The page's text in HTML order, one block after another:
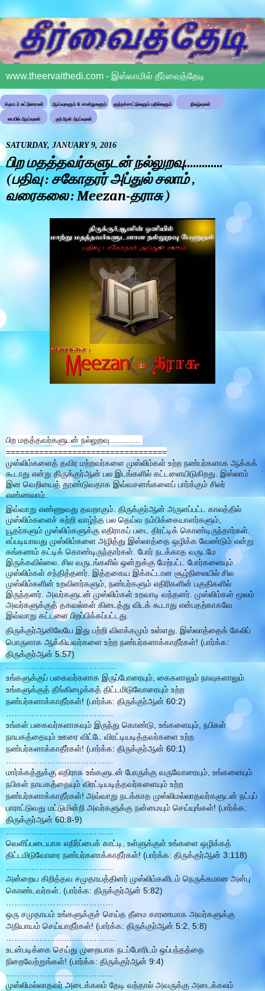
www.theervaithedi.com - இஸ்லாமில் தீர்வைத்தேடி
தொடர் கட்டுரைகள் ஆய்வுகளும் & சான்றுகளும் குற்றச்சாட்டுகளும் பதில்களும் நிகழ்வுகள்
பைபில் ஆய்வுகள் குர்ஆன் ஆய்வுகள்
SATURDAY, JANUARY 9, 2016
பிற மதத்தவர்களுடன் நல்லுறவு.............
(பதிவு : சகோதரர் அப்துல் சலாம் ,
வரைகலை : Meezan-தராசு )
பிற மதத்தவர்களுடன் நல்லுறவு.............
==================================
முஸ்லிம்களைத் தவிர மற்றவர்களை முஸ்லிம்கள் உற்ற நண்பர்களாக ஆக்கக்
கூடாது என்று திருக்குர்ஆன் பல இடங்களில் கட்டளையிடுகிறது. இஸ்லாம்
இன வெறியைத் தூண்டுவதாக இவ்வசனங்களைப் பார்க்கும் சிலர்
எண்ணலாம்.
இவ்வாறு எண்ணுவது தவறாகும். திருக்குர்ஆன் அருளப்பட்ட காலத்தில்
முஸ்லிம்களைச் சுற்றி வாழ்ந்த பல தெய்வ நம்பிக்கையாளர்களும்,
யூதர்களும் முஸ்லிம்களுக்கு எதிராகப் படை திரட்டிக் கொண்டிருந்தார்கள்.
எப்படியாவது முஸ்லிம்களை அழித்து இஸ்லாத்தை ஒழிக்க வேண்டும் என்று
கங்கணம் கட்டிக் கொண்டிருந்தார்கள். போர் நடக்காத வருடமே
இருக்கவில்லை. சில வருடங்களில் ஒன்றுக்கு மேற்பட்ட போர்களையும்
முஸ்லிம்கள் சந்தித்தனர். இத்தகைய இக்கட்டான சூழ்நிலையில் சில
முஸ்லிம்களின் உறவினர்களும், நண்பர்களும் எதிரிகளின் பகுதிகளில்
இருந்தனர். அவர்களுடன் முஸ்லிம்கள் உறவாடி வந்தனர். முஸ்லிம்கள் மூலம்
அவர்களுக்குத் தகவல்கள் கிடைத்து விடக் கூடாது என்பதற்காகவே
இவ்வாறு கட்டளை பிறப்பிக்கப்பட்டது.
திருக்குர்ஆனிலேயே இது பற்றி விளக்கமும் உள்ளது. இஸ்லாத்தைக் கேலிப்
பொருளாக ஆக்கியவர்களை உற்ற நண்பர்களாக்காதீர்கள்! (பார்க்க:
திருக்குர்ஆன் 5:57)
………………………………….
உங்களுக்குப் பகைவர்களாக இருப்போரையும், கைகளாலும் நாவுகளாலும்
உங்களுக்குத் தீங்கிழைக்கத் திட்டமிடுவோரையும் உற்ற
நண்பர்களாக்காதீர்கள்! (பார்க்க: திருக்குர்ஆன் 60:2)
உங்கள் பகைவர்களாகவும் இருந்து கொண்டு, உங்களையும், நபிகள்
நாயகத்தையும் ஊரை விட்டே விரட்டியடித்தவர்களை உற்ற
நண்பர்களாக்காதீர்கள்! (பார்க்க: திருக்குர்ஆன் 60:1)
மார்க்கத்துக்கு எதிராக உங்களுடன் போருக்கு வருவோரையும், உங்களையும்
நபிகள் நாயகத்தையும் விரட்டியடித்தவர்களையும் உற்ற
நண்பர்களாக்காதீர்கள்! அவ்வாறு நடக்காத முஸ்லிமல்லாதவர்களுடன் நட்புப்
பாராட்டுவது மட்டுமின்றி அவர்களுக்கு நன்மையும் செய்யுங்கள்! (பார்க்க:
திருக்குர்ஆன் 60:8-9)
…………………………………
வெளிப்படையாக எதிர்ப்பைக் காட்டி, உள்ளுக்குள் உங்களை ஒழிக்கத்
திட்டமிடுவோரை நண்பர்களாக்காதீர்கள்! (பார்க்க: திருக்குர்ஆன் 3:118)
அன்றைய கிறித்தவ சமுதாயத்தினர் முஸ்லிம்களிடம் நெருக்கமான அன்பு
கொண்டவர்கள். (பார்க்க: திருக்குர்ஆன் 5:82)
ஒரு சமுதாயம் உங்களுக்குச் செய்த தீமை காரணமாக அவர்களுக்கு
அநியாயம் செய்யாதீர்கள்! (பார்க்க: திருக்குர்ஆன் 5:2, 5:8)
………………………………….
உடன்படிக்கை செய்து முறையாக நடப்போரிடம் ஒப்பந்தத்தை
நிறைவேற்றுங்கள்! (பார்க்க: திருக்குர்ஆன் 9:4)
…………………………………
முஸ்லிமல்லாதவர் அடைக்கலம் தேடி வந்தால் அவருக்கு அடைக்கலம்